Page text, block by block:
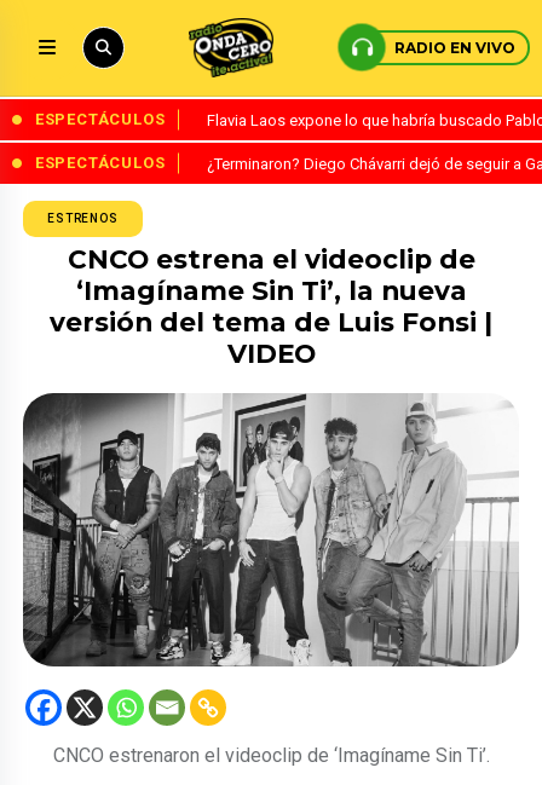
RADIO EN VIVO
ESPECTÁCULOS Flavia Laos expone lo que habría buscado
ESPECTÁCULOS ¿Terminaron? Diego Chávarri dejó de seguir a
ESTRENOS
CNCO estrena el videoclip de
‘Imagíname Sin Ti’, la nueva
versión del tema de Luis Fonsi |
VIDEO
CNCO estrenaron el videoclip de ‘Imagíname Sin Ti’.